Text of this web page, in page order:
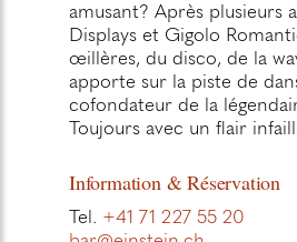
amusant? Après plusieurs
Displays et Gigolo
œillères, du disco, de la
apporte sur la piste de
cofondateur de la
Toujours avec un flair
Information & Réservation
Tel. +41 71 227 55 20